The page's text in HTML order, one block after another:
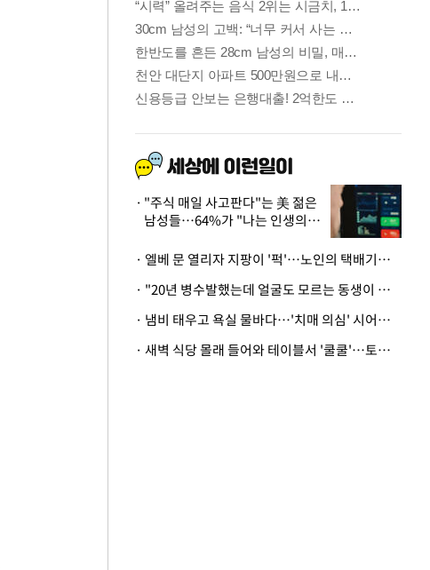
"주식 매일 사고판다"는 美 젊은
남성들…64%가 "나는 인생의
· 엘베 문 열리자 지팡이 '퍽'…노인의 택배기사 폭행 이유
· "20년 병수발했는데 얼굴도 모르는 동생이 유산 절반을"…배다른 형제 상속권 있을까
· 냄비 태우고 욕실 물바다…'치매 의심' 시어머니 검사 권유했다가 '날벼락'
· 새벽 식당 몰래 들어와 테이블서 '쿨쿨'…토사물 남기고 사라진 남성